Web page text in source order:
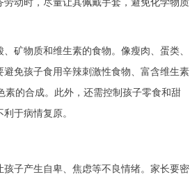
动时，尽量让其佩戴手套，避免化学物质
物质和维生素的食物。像瘦肉、蛋类、
免孩子食用辛辣刺激性食物、富含维生素
素的合成。此外，还需控制孩子零食和甜
于病情复原。​
子产生自卑、焦虑等不良情绪。家长要密